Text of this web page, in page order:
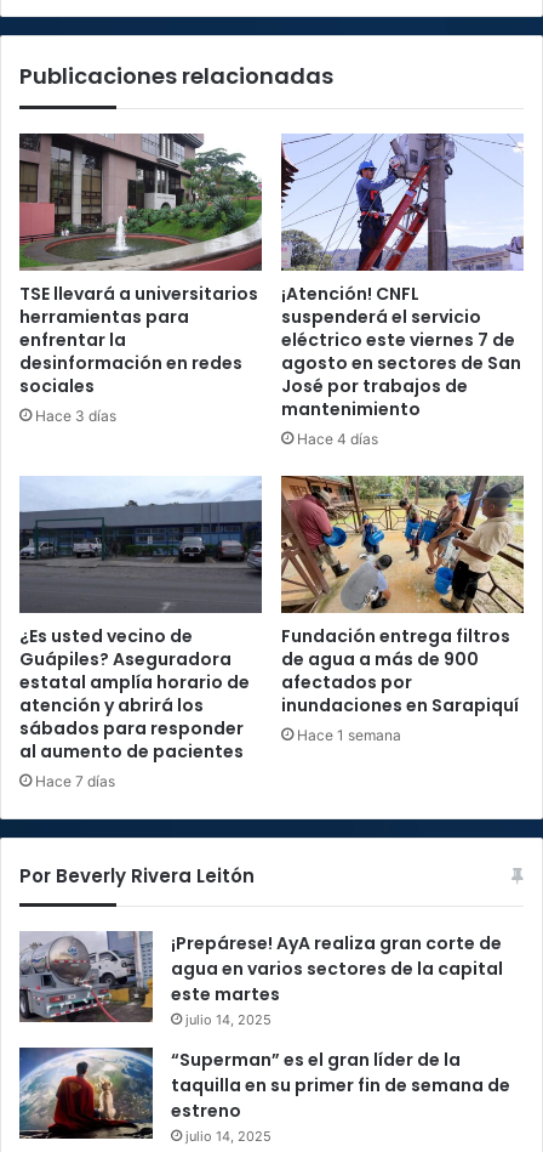
Publicaciones relacionadas
TSE llevará a universitarios
herramientas para
enfrentar la
desinformación en redes
sociales
Hace 3 días
¡Atención! CNFL
suspenderá el servicio
eléctrico este viernes 7 de
agosto en sectores de San
José por trabajos de
mantenimiento
Hace 4 días
¿Es usted vecino de
Guápiles? Aseguradora
estatal amplía horario de
atención y abrirá los
sábados para responder
al aumento de pacientes
Hace 7 días
Fundación entrega filtros
de agua a más de 900
afectados por
inundaciones en Sarapiquí
Hace 1 semana
Por Beverly Rivera Leitón
¡Prepárese! AyA realiza gran corte de
agua en varios sectores de la capital
este martes
julio 14, 2025
“Superman” es el gran líder de la
taquilla en su primer fin de semana de
estreno
julio 14, 2025